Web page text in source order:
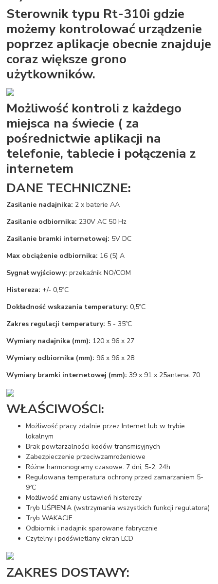
Sterownik typu Rt-310i gdzie
możemy kontrolować urządzenie
poprzez aplikacje obecnie znajduje
coraz większe grono
użytkowników.
Możliwość kontroli z każdego
miejsca na świecie ( za
pośrednictwie aplikacji na
telefonie, tablecie i połączenia z
internetem
DANE TECHNICZNE:
Zasilanie nadajnika: 2 x baterie AA
Zasilanie odbiornika: 230V AC 50 Hz
Zasilanie bramki internetowej: 5V DC
Max obciążenie odbiornika: 16 (5) A
Sygnał wyjściowy: przekaźnik NO/COM
Histereza: +/- 0,5ºC
Dokładność wskazania temperatury: 0,5ºC
Zakres regulacji temperatury: 5 - 35ºC
Wymiary nadajnika (mm): 120 x 96 x 27
Wymiary odbiornika (mm): 96 x 96 x 28
Wymiary bramki internetowej (mm): 39 x 91 x 25antena: 70
WŁAŚCIWOŚCI:
Możliwość pracy zdalnie przez Internet lub w trybie
lokalnym
Brak powtarzalności kodów transmisyjnych
Zabezpieczenie przeciwzamrożeniowe
Różne harmonogramy czasowe: 7 dni, 5-2, 24h
Regulowana temperatura ochrony przed zamarzaniem 5-
9ºC
Możliwość zmiany ustawień histerezy
Tryb UŚPIENIA (wstrzymania wszystkich funkcji regulatora)
Tryb WAKACJE
Odbiornik i nadajnik sparowane fabrycznie
Czytelny i podświetlany ekran LCD
ZAKRES DOSTAWY: